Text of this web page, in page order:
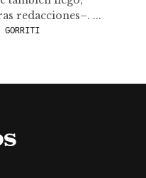
redacciones–. ...
GORRITI